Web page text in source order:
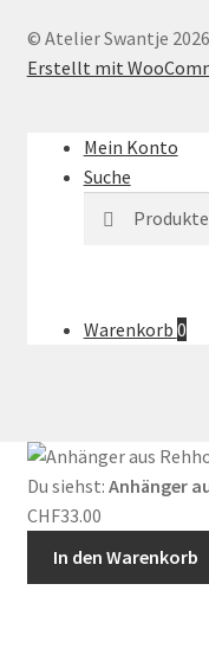
© Atelier Swantje 2026
Erstellt mit
Mein Konto
Suche
Warenkorb 0
Du siehst: Anhänger
CHF33.00
In den Warenkorb